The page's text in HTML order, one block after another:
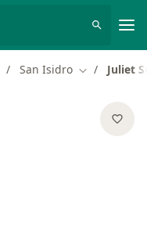
San Isidro Cambiar de
Juliet